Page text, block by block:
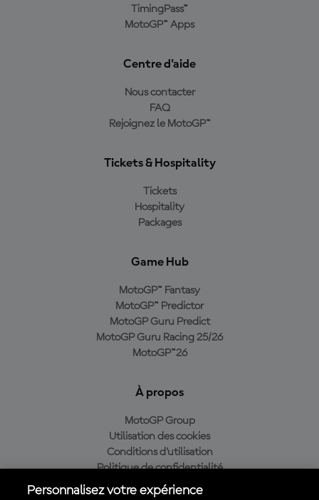
TimingPass™
MotoGP™ Apps
Centre d'aide
Nous contacter
FAQ
Rejoignez le MotoGP™
Tickets & Hospitality
Tickets
Hospitality
Packages
Game Hub
MotoGP™ Fantasy
MotoGP™ Predictor
MotoGP Guru Predict
MotoGP Guru Racing 25/26
MotoGP™26
À propos
MotoGP Group
Utilisation des cookies
Conditions d'utilisation
Politique de confidentialité
Politique d’achat
Personnalisez votre expérience